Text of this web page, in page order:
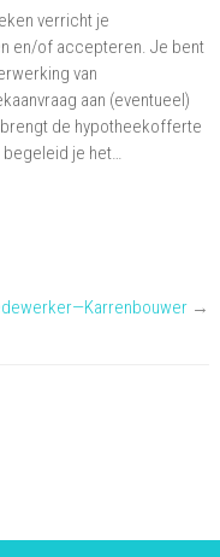
verricht je
en/of accepteren. Je bent
van
aan (eventueel)
de hypotheekofferte
begeleid je het…
→